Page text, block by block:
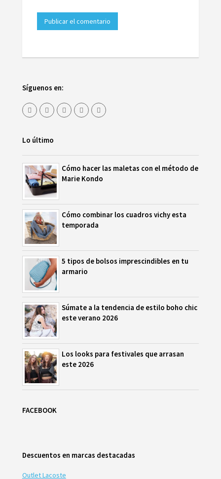
Síguenos en:
Lo último
Cómo hacer las maletas con el método de
Marie Kondo
Cómo combinar los cuadros vichy esta
temporada
5 tipos de bolsos imprescindibles en tu
armario
Súmate a la tendencia de estilo boho chic
este verano 2026
Los looks para festivales que arrasan
este 2026
FACEBOOK
Descuentos en marcas destacadas
Outlet Lacoste